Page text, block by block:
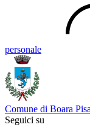
personale
Comune di Boara
Seguici su